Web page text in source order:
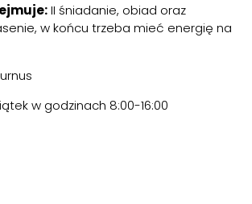
II śniadanie, obiad oraz
w końcu trzeba mieć energię na
w godzinach 8:00-16:00